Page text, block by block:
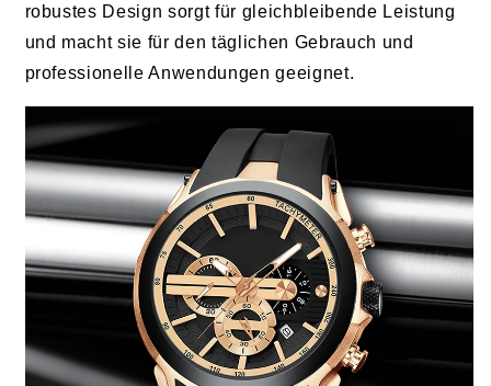
robustes Design sorgt für gleichbleibende Leistung
und macht sie für den täglichen Gebrauch und
professionelle Anwendungen geeignet.